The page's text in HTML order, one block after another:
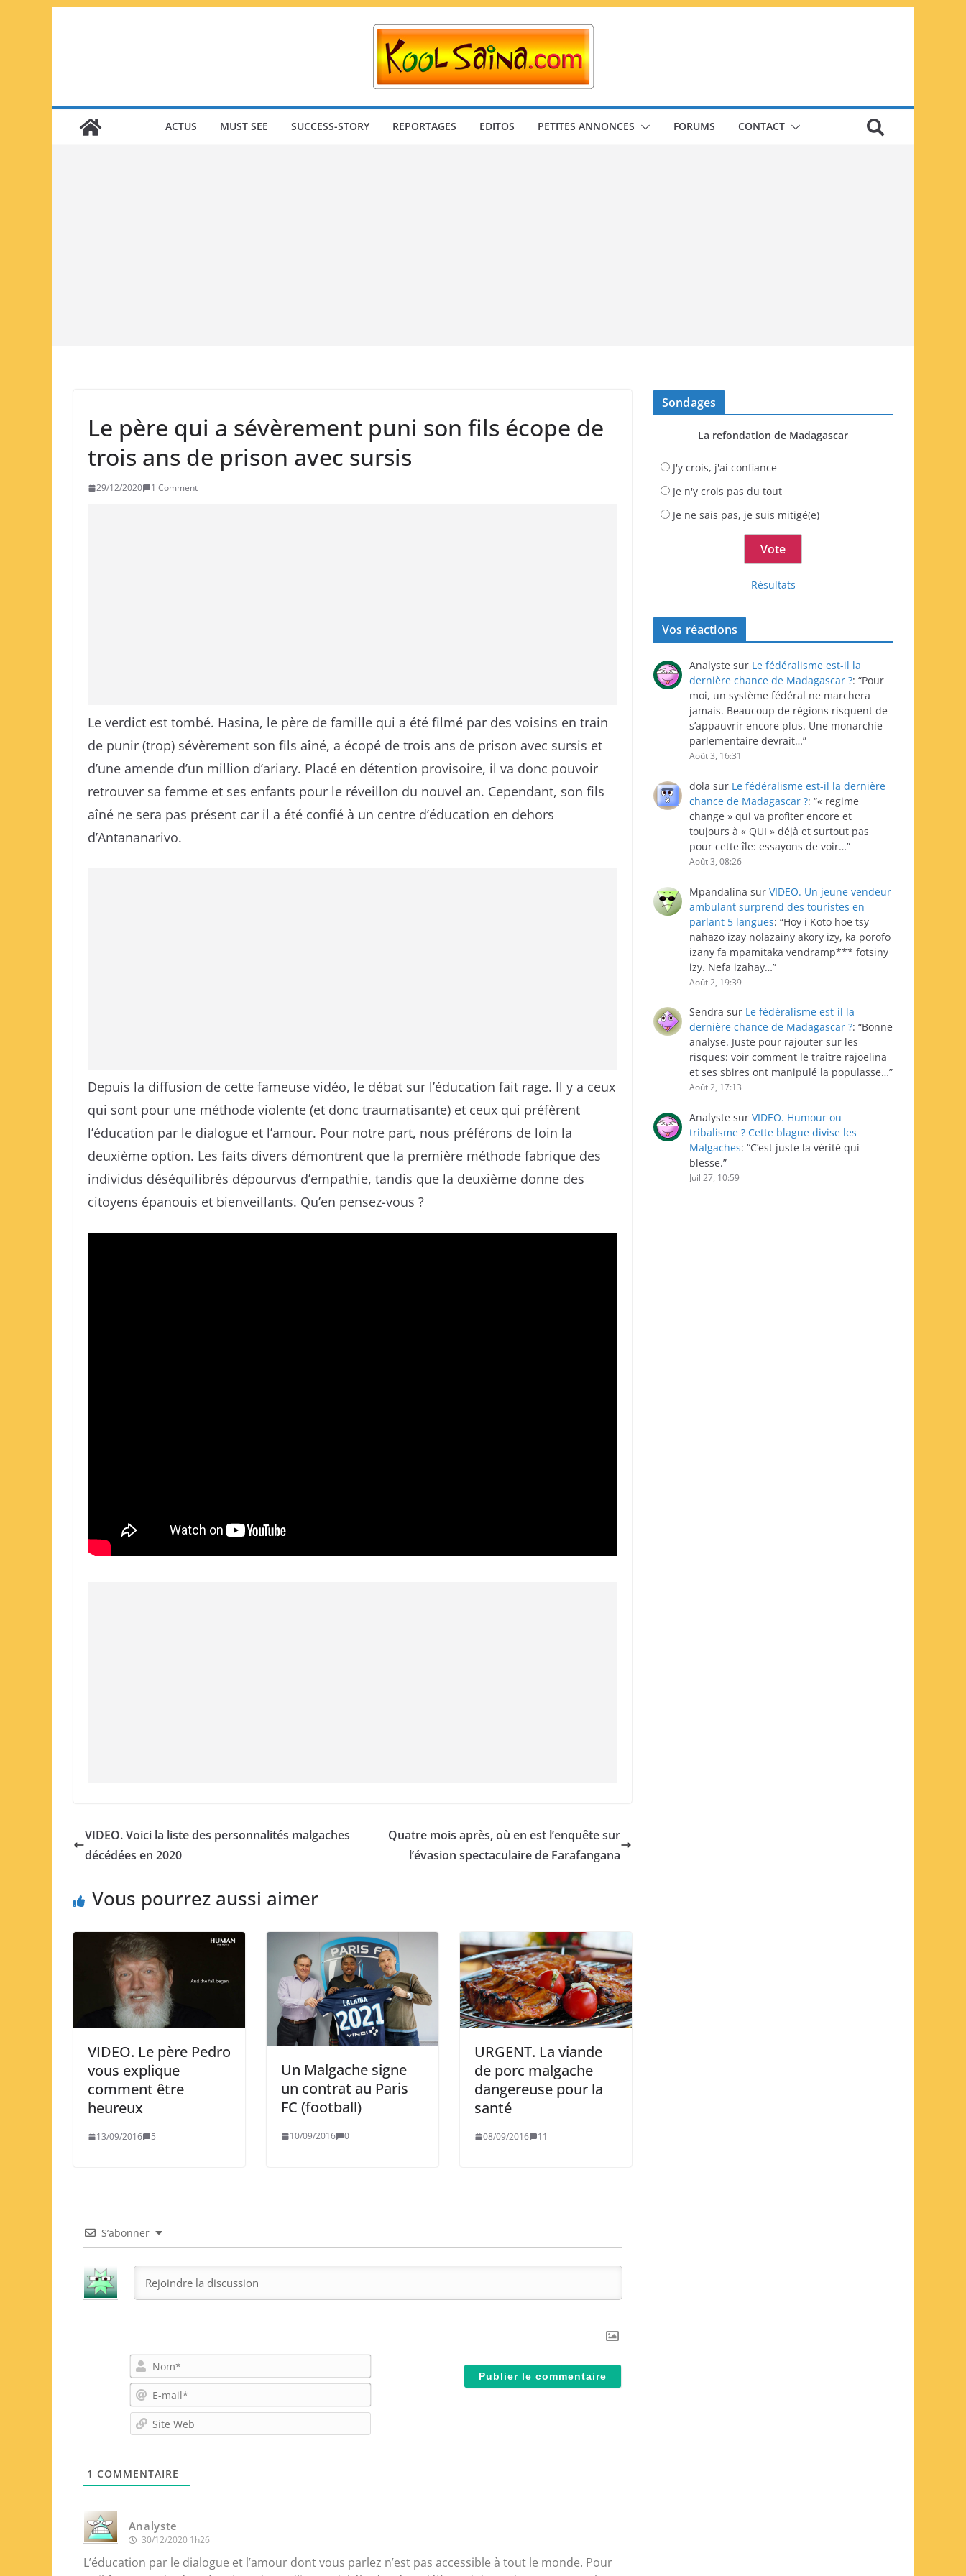
ACTUS MUST SEE SUCCESS-STORY REPORTAGES EDITOS PETITES ANNONCES FORUMS CONTACT
Le père qui a sévèrement puni son fils écope de
trois ans de prison avec sursis
29/12/2020 1 Comment
Le verdict est tombé. Hasina, le père de famille qui a été filmé par des voisins en train
de punir (trop) sévèrement son fils aîné, a écopé de trois ans de prison avec sursis et
d’une amende d’un million d’ariary. Placé en détention provisoire, il va donc pouvoir
retrouver sa femme et ses enfants pour le réveillon du nouvel an. Cependant, son fils
aîné ne sera pas présent car il a été confié à un centre d’éducation en dehors
d’Antananarivo.
Depuis la diffusion de cette fameuse vidéo, le débat sur l’éducation fait rage. Il y a ceux
qui sont pour une méthode violente (et donc traumatisante) et ceux qui préfèrent
l’éducation par le dialogue et l’amour. Pour notre part, nous préférons de loin la
deuxième option. Les faits divers démontrent que la première méthode fabrique des
individus déséquilibrés dépourvus d’empathie, tandis que la deuxième donne des
citoyens épanouis et bienveillants. Qu’en pensez-vous ?
VIDEO. Voici la liste des personnalités malgaches
décédées en 2020
Quatre mois après, où en est l’enquête sur
l’évasion spectaculaire de Farafangana
Vous pourrez aussi aimer
VIDEO. Le père Pedro
vous explique
comment être
heureux
13/09/2016 5
Un Malgache signe
un contrat au Paris
FC (football)
10/09/2016 0
URGENT. La viande
de porc malgache
dangereuse pour la
santé
08/09/2016 11
S’abonner
o
*-
ai
1 COMMENTAIRE
Analyste
30/12/2020 1h26
L’éducation par le dialogue et l’amour dont vous parlez n’est pas accessible à tout le monde. Pour
Sondages
La refondation de Madagascar
J'y crois, j'ai confiance
Je n'y crois pas du tout
Je ne sais pas, je suis mitigé(e)
Résultats
Vos réactions
Analyste sur Le fédéralisme est-il la
dernière chance de Madagascar ?: “Pour
moi, un système fédéral ne marchera
jamais. Beaucoup de régions risquent de
s’appauvrir encore plus. Une monarchie
parlementaire devrait…”
Août 3, 16:31
dola sur Le fédéralisme est-il la dernière
chance de Madagascar ?: “« regime
change » qui va profiter encore et
toujours à « QUI » déjà et surtout pas
pour cette île: essayons de voir…”
Août 3, 08:26
Mpandalina sur VIDEO. Un jeune vendeur
ambulant surprend des touristes en
parlant 5 langues: “Hoy i Koto hoe tsy
nahazo izay nolazainy akory izy, ka porofo
izany fa mpamitaka vendramp*** fotsiny
izy. Nefa izahay…”
Août 2, 19:39
Sendra sur Le fédéralisme est-il la
dernière chance de Madagascar ?: “Bonne
analyse. Juste pour rajouter sur les
risques: voir comment le traître rajoelina
et ses sbires ont manipulé la populasse…”
Août 2, 17:13
Analyste sur VIDEO. Humour ou
tribalisme ? Cette blague divise les
Malgaches: “C’est juste la vérité qui
blesse.”
Juil 27, 10:59